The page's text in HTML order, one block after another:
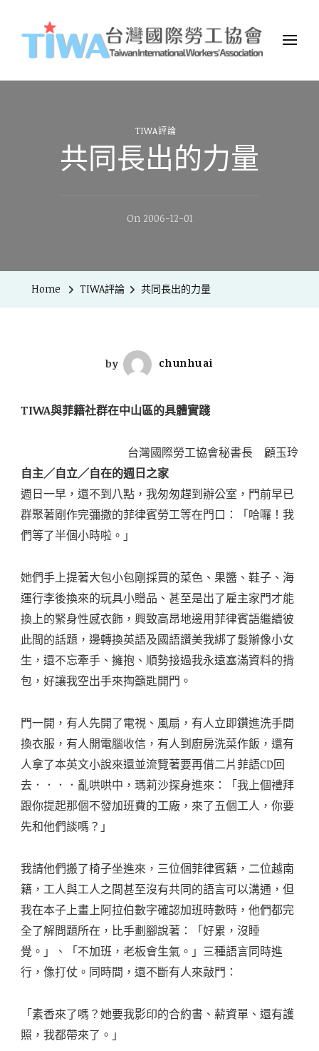
TIWA台灣國際勞工協會
台灣國際勞工協會（Taiwan International Workers
Association，簡稱TIWA），是全台第一個以國際移工為服務對象的
TIWA評論
共同長出的力量
On 2006-12-01
Home TIWA評論 共同長出的力量
by chunhuai
TIWA與菲籍社群在中山區的具體實踐
台灣國際勞工協會秘書長 顧玉玲
自主／自立／自在的週日之家
週日一早，還不到八點，我匆匆趕到辦公室，門前早已
群聚著剛作完彌撒的菲律賓勞工等在門口：「哈囉！我
們等了半個小時啦。」
她們手上提著大包小包剛採買的菜色、果醬、鞋子、海
運行李後換來的玩具小贈品、甚至是出了雇主家門才能
換上的緊身性感衣飾，興致高昂地邊用菲律賓語繼續彼
此間的話題，邊轉換英語及國語讚美我綁了髮辮像小女
生，還不忘牽手、擁抱、順勢接過我永遠塞滿資料的揹
包，好讓我空出手來掏籲匙開門。
門一開，有人先開了電視、風扇，有人立即鑽進洗手間
換衣服，有人開電腦收信，有人到廚房洗菜作飯，還有
人拿了本英文小說來還並流覽著要再借二片菲語CD回
去．．．．亂哄哄中，瑪莉沙探身進來：「我上個禮拜
跟你提起那個不發加班費的工廠，來了五個工人，你要
先和他們談嗎？」
我請他們搬了椅子坐進來，三位個菲律賓籍，二位越南
籍，工人與工人之間甚至沒有共同的語言可以溝通，但
我在本子上畫上阿拉伯數字確認加班時數時，他們都完
全了解問題所在，比手劃腳說著：「好累，沒睡
覺。」、「不加班，老板會生氣。」三種語言同時進
行，像打仗。同時間，還不斷有人來敲門：
「素香來了嗎？她要我影印的合約書、薪資單、還有護
照，我都帶來了。」